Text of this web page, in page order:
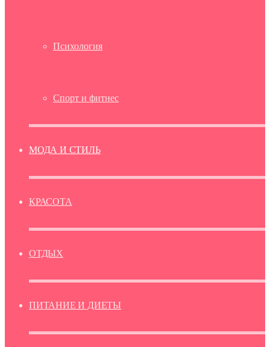
Психология
Спорт и фитнес
МОДА И СТИЛЬ
КРАСОТА
ОТДЫХ
ПИТАНИЕ И ДИЕТЫ